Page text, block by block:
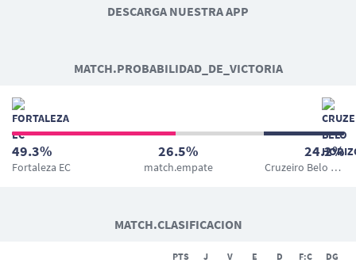
DESCARGA NUESTRA APP
MATCH.PROBABILIDAD_DE_VICTORIA
49.3%
Fortaleza EC
26.5%
match.empate
24.2%
Cruzeiro Belo Horizonte
MATCH.CLASIFICACION
PTS J V E D F:C DG